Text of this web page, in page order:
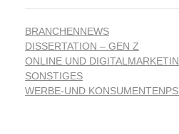
BRANCHENNEWS
DISSERTATION – GEN Z
ONLINE UND
SONSTIGES
WERBE-UND